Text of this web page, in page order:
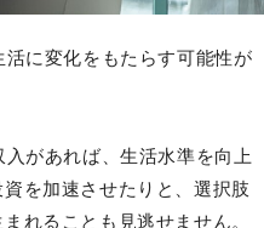
に変化をもたらす可能性が
があれば、生活水準を向上
を加速させたりと、選択肢
れることも見逃せません。